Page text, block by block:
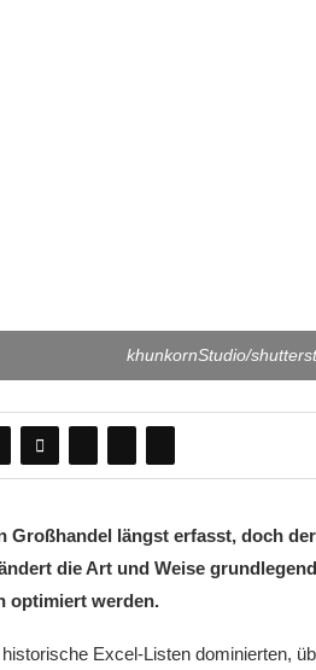
khunkornStudio/
Großhandel längst erfasst, doch
die Art und Weise
optimiert werden.
Excel-Listen dominierten,